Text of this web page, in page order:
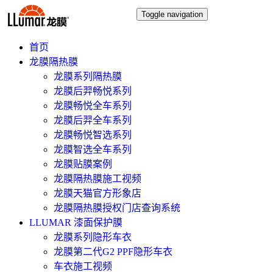
Toggle navigation
首页
龙膜隔热膜
龙膜系列隔热膜
龙膜后羿畅悦系列
龙膜畅悦全车系列
龙膜后羿全车系列
龙膜畅悦智选系列
龙膜智选全车系列
龙膜贴膜案例
龙膜隔热膜施工视频
龙膜天猫官方形象店
龙膜隔热膜授权门店查询系统
LLUMAR 漆面保护膜
龙膜系列隐形车衣
龙膜第二代G2 PPF隐形车衣
车衣施工视频